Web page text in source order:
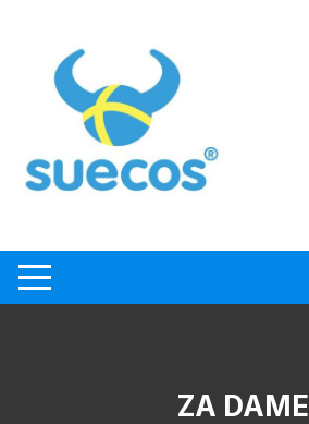
content
ZA DAME